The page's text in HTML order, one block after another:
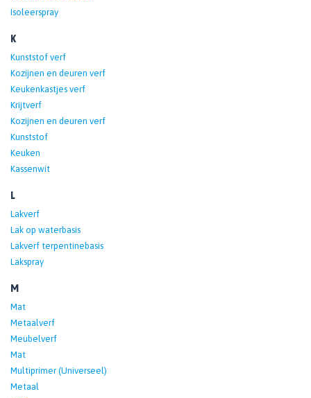
Isoleerspray
K
Kunststof verf
Kozijnen en deuren verf
Keukenkastjes verf
Krijtverf
Kozijnen en deuren verf
Kunststof
Keuken
Kassenwit
L
Lakverf
Lak op waterbasis
Lakverf terpentinebasis
Lakspray
M
Mat
Metaalverf
Meubelverf
Mat
Multiprimer (Universeel)
Metaal